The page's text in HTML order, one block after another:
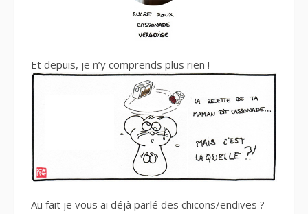
Et depuis, je n’y comprends plus rien !
Au fait je vous ai déjà parlé des chicons/endives ?